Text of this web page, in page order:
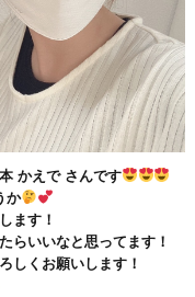
かえで さんです
か
ます！
らいいなと思ってます！
しくお願いします！